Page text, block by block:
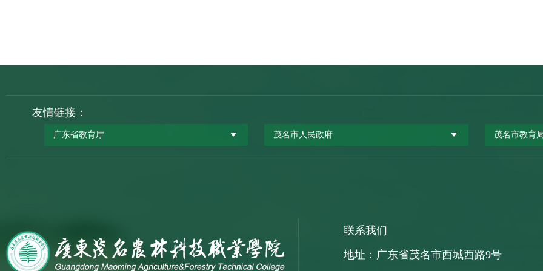
友情链接：
广东省教育厅 茂名市人民政府 茂名市教育
联系我们
地址：广东省茂名市西城西路9号